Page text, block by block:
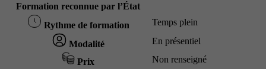
Formation reconnue par l’État
Rythme de formation Temps plein
Modalité En présentiel
Prix Non renseigné